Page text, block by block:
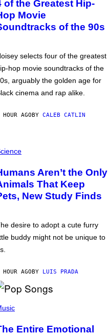
of the Greatest Hip-
Movie
of the 90s
selects four of the greatest
hop movie soundtracks of the
arguably the golden age for
cinema and rap alike.
HOUR AGOBY CALEB CATLIN
Aren’t the Only
That Keep
New Study Finds
desire to adopt a cute furry
buddy might not be unique to
HOUR AGOBY LUIS PRADA
Entire Emotional